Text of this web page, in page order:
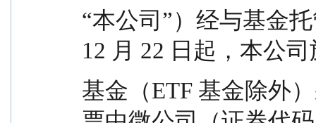
“本公司”）经与基金
12 月 22 日起，本公
基金（ETF 基金除外